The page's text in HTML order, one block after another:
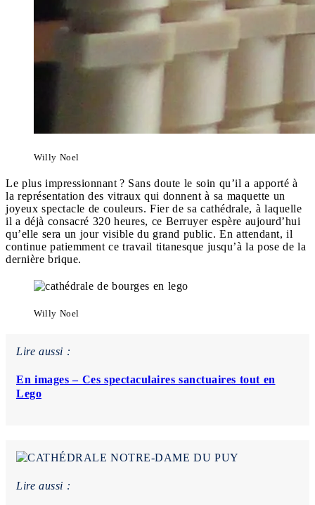
Willy Noel
Le plus impressionnant ? Sans doute le soin qu’il a apporté à
la représentation des vitraux qui donnent à sa maquette un
joyeux spectacle de couleurs. Fier de sa cathédrale, à laquelle
il a déjà consacré 320 heures, ce Berruyer espère aujourd’hui
qu’elle sera un jour visible du grand public. En attendant, il
continue patiemment ce travail titanesque jusqu’à la pose de la
dernière brique.
Willy Noel
Lire aussi :
En images – Ces spectaculaires sanctuaires tout en
Lego
Lire aussi :